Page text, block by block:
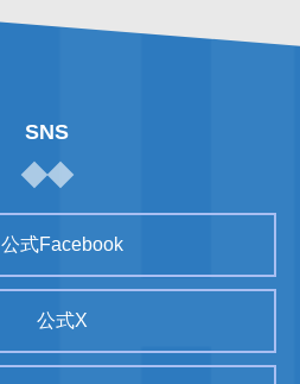
SNS
公式Facebook
公式X